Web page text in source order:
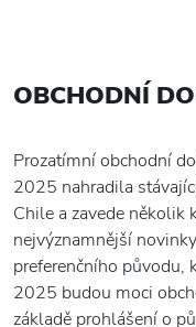
OBCHODNÍ
Prozatímní obchodní
2025 nahradila
Chile a zavede několik
nejvýznamnější
preferenčního
2025 budou moci
základě prohlášení o